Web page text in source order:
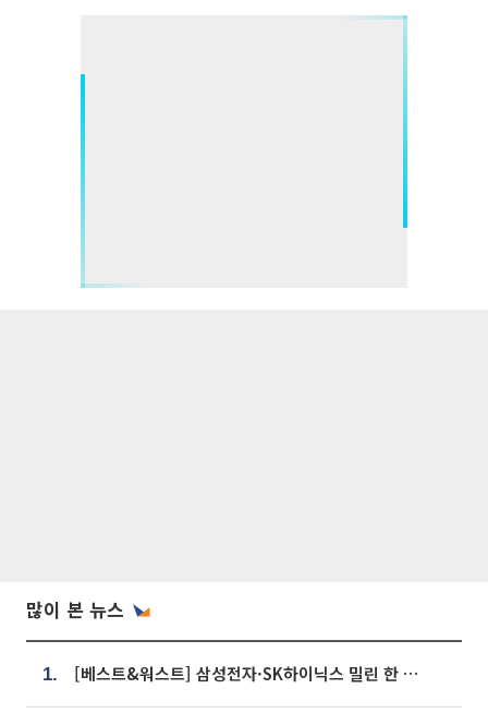
많이 본 뉴스
1. [베스트&워스트] 삼성전자·SK하이닉스 밀린 한 주…상상인증권은 85% 급등